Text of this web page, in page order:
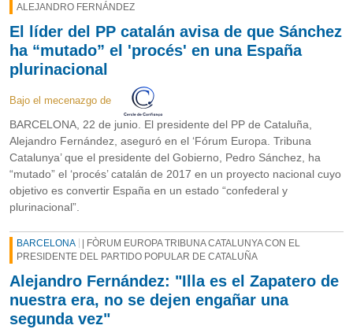
ALEJANDRO FERNÁNDEZ
El líder del PP catalán avisa de que Sánchez
ha “mutado” el 'procés' en una España
plurinacional
Bajo el mecenazgo de
BARCELONA, 22 de junio. El presidente del PP de Cataluña,
Alejandro Fernández, aseguró en el ‘Fórum Europa. Tribuna
Catalunya’ que el presidente del Gobierno, Pedro Sánchez, ha
“mutado” el ‘procés’ catalán de 2017 en un proyecto nacional cuyo
objetivo es convertir España en un estado “confederal y
plurinacional”.
BARCELONA
| FÒRUM EUROPA TRIBUNA CATALUNYA CON EL
PRESIDENTE DEL PARTIDO POPULAR DE CATALUÑA
Alejandro Fernández: "Illa es el Zapatero de
nuestra era, no se dejen engañar una
segunda vez"